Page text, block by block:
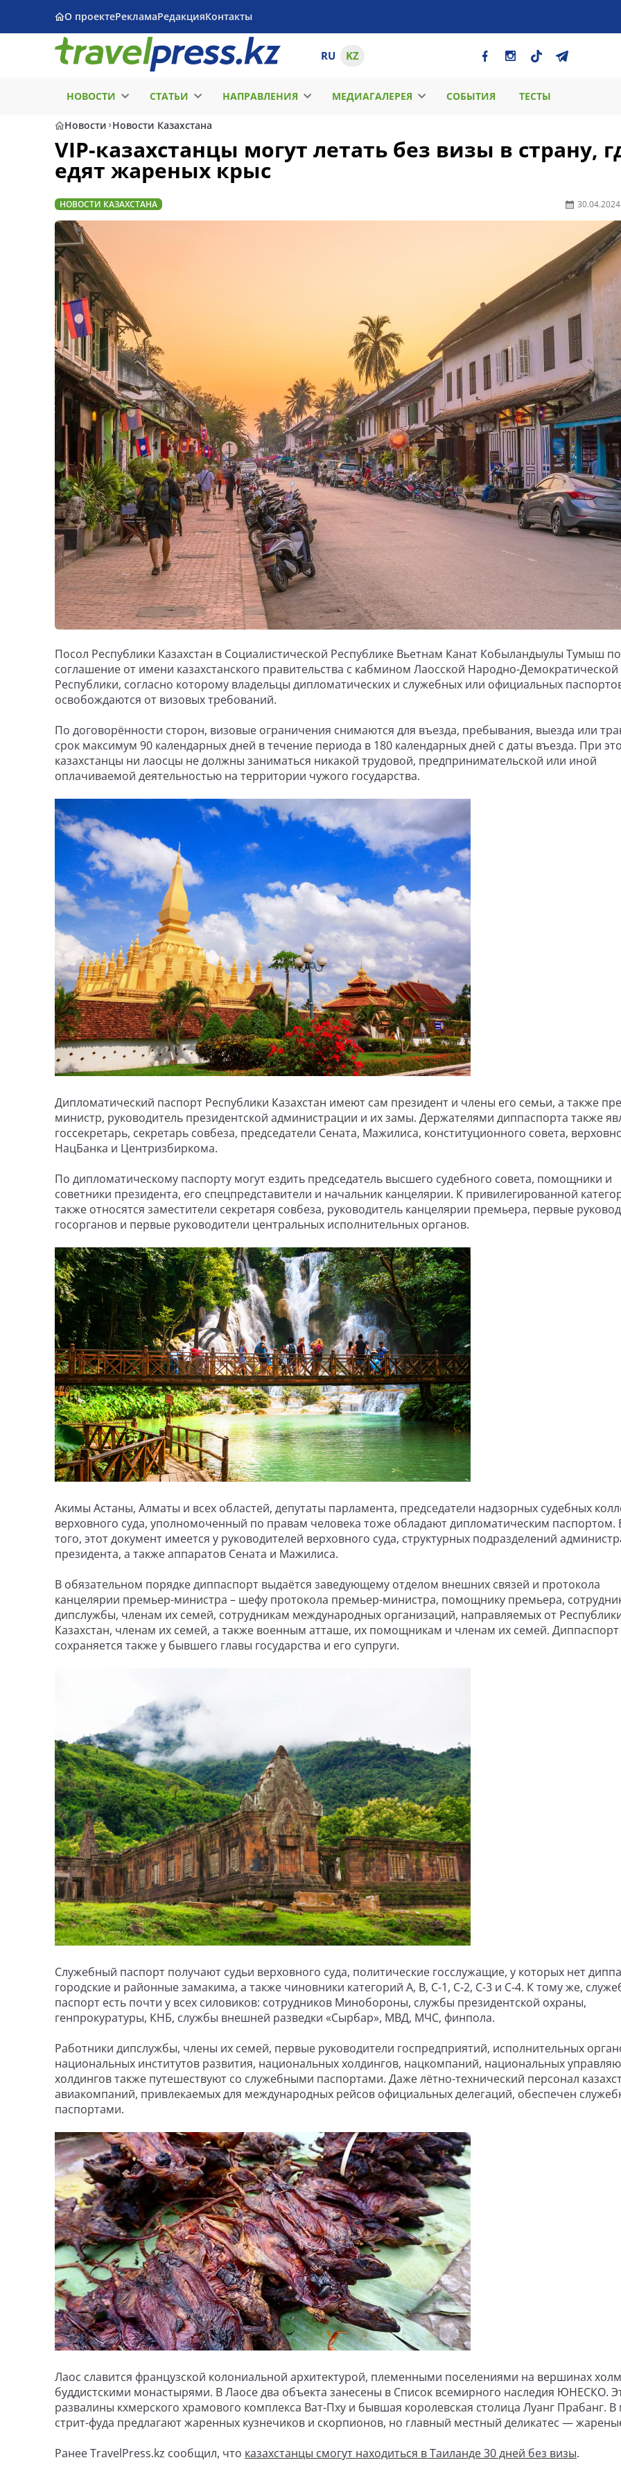
О проектеРекламаРедакцияКонтакты
RU KZ
НОВОСТИ СТАТЬИ НАПРАВЛЕНИЯ МЕДИАГАЛЕРЕЯ СОБЫТИЯ ТЕСТЫ
Новости Новости Казахстана
VIP-казахстанцы могут летать без визы в страну,
едят жареных крыс
НОВОСТИ КАЗАХСТАНА 30.04.2024
Посол Республики Казахстан в Социалистической Республике Вьетнам Канат Кобыландыулы Тумыш
соглашение от имени казахстанского правительства с кабмином Лаосской Народно-Демократической
Республики, согласно которому владельцы дипломатических и служебных или официальных
освобождаются от визовых требований.
По договорённости сторон, визовые ограничения снимаются для въезда, пребывания, выезда или
срок максимум 90 календарных дней в течение периода в 180 календарных дней с даты въезда. При
казахстанцы ни лаосцы не должны заниматься никакой трудовой, предпринимательской или иной
оплачиваемой деятельностью на территории чужого государства.
Дипломатический паспорт Республики Казахстан имеют сам президент и члены его семьи, а также
министр, руководитель президентской администрации и их замы. Держателями диппаспорта также
госсекретарь, секретарь совбеза, председатели Сената, Мажилиса, конституционного совета,
НацБанка и Центризбиркома.
По дипломатическому паспорту могут ездить председатель высшего судебного совета, помощники и
советники президента, его спецпредставители и начальник канцелярии. К привилегированной
также относятся заместители секретаря совбеза, руководитель канцелярии премьера, первые
госорганов и первые руководители центральных исполнительных органов.
Акимы Астаны, Алматы и всех областей, депутаты парламента, председатели надзорных судебных
верховного суда, уполномоченный по правам человека тоже обладают дипломатическим паспортом.
того, этот документ имеется у руководителей верховного суда, структурных подразделений
президента, а также аппаратов Сената и Мажилиса.
В обязательном порядке диппаспорт выдаётся заведующему отделом внешних связей и протокола
канцелярии премьер-министра – шефу протокола премьер-министра, помощнику премьера,
дипслужбы, членам их семей, сотрудникам международных организаций, направляемых от
Казахстан, членам их семей, а также военным атташе, их помощникам и членам их семей. Диппаспорт
сохраняется также у бывшего главы государства и его супруги.
Служебный паспорт получают судьи верховного суда, политические госслужащие, у которых нет
городские и районные замакима, а также чиновники категорий А, В, С-1, С-2, С-3 и С-4. К тому же,
паспорт есть почти у всех силовиков: сотрудников Минобороны, службы президентской охраны,
генпрокуратуры, КНБ, службы внешней разведки «Сырбар», МВД, МЧС, финпола.
Работники дипслужбы, члены их семей, первые руководители госпредприятий, исполнительных
национальных институтов развития, национальных холдингов, нацкомпаний, национальных
холдингов также путешествуют со служебными паспортами. Даже лётно-технический персонал
авиакомпаний, привлекаемых для международных рейсов официальных делегаций, обеспечен
паспортами.
Лаос славится французской колониальной архитектурой, племенными поселениями на вершинах
буддистскими монастырями. В Лаосе два объекта занесены в Список всемирного наследия ЮНЕСКО.
развалины кхмерского храмового комплекса Ват-Пху и бывшая королевская столица Луанг Прабанг.
стрит-фуда предлагают жаренных кузнечиков и скорпионов, но главный местный деликатес —
Ранее TravelPress.kz сообщил, что казахстанцы смогут находиться в Таиланде 30 дней без визы.